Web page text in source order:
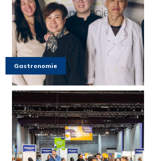
Gastronomie